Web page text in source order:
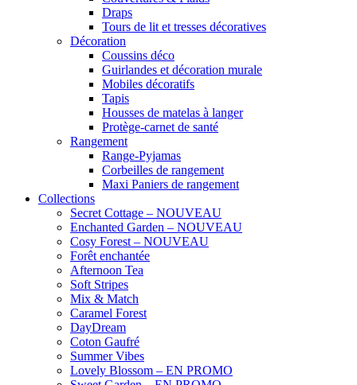
Draps
Tours de lit et tresses décoratives
Décoration
Coussins déco
Guirlandes et décoration murale
Mobiles décoratifs
Tapis
Housses de matelas à langer
Protège-carnet de santé
Rangement
Range-Pyjamas
Corbeilles de rangement
Maxi Paniers de rangement
Collections
Secret Cottage – NOUVEAU
Enchanted Garden – NOUVEAU
Cosy Forest – NOUVEAU
Forêt enchantée
Afternoon Tea
Soft Stripes
Mix & Match
Caramel Forest
DayDream
Coton Gaufré
Summer Vibes
Lovely Blossom – EN PROMO